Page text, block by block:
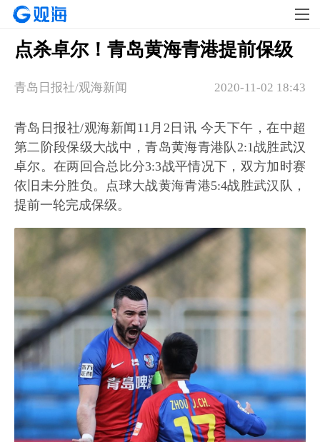
点杀卓尔！青岛黄海青港提前保级
2020-11-02 18:43
青岛日报社/观海新闻
青岛日报社/观海新闻11月2日讯 今天下午，在中超
第二阶段保级大战中，青岛黄海青港队2:1战胜武汉
卓尔。在两回合总比分3:3战平情况下，双方加时赛
依旧未分胜负。点球大战黄海青港5:4战胜武汉队，
提前一轮完成保级。